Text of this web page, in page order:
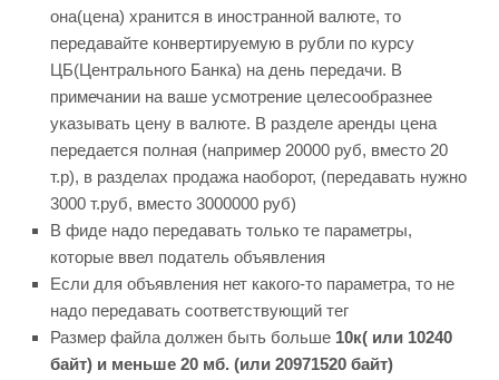
она(цена) хранится в иностранной валюте, то
передавайте конвертируемую в рубли по курсу
ЦБ(Центрального Банка) на день передачи. В
примечании на ваше усмотрение целесообразнее
указывать цену в валюте. В разделе аренды цена
передается полная (например 20000 руб, вместо 20
т.р), в разделах продажа наоборот, (передавать нужно
3000 т.руб, вместо 3000000 руб)
В фиде надо передавать только те параметры,
которые ввел податель объявления
Если для объявления нет какого-то параметра, то не
надо передавать соответствующий тег
Размер файла должен быть больше 10к( или 10240
байт) и меньше 20 мб. (или 20971520 байт)